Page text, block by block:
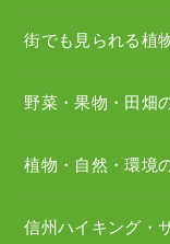
街でも見られる植
野菜・果物・田畑
植物・自然・環境
信州ハイキング・